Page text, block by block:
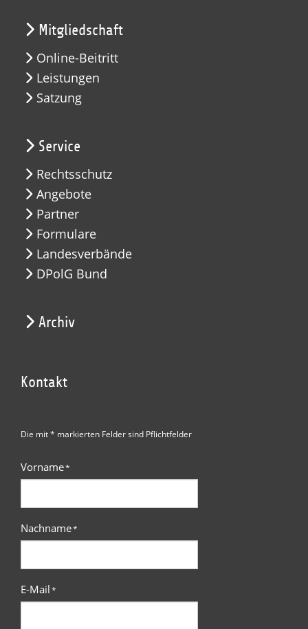
Mitgliedschaft
Online-Beitritt
Leistungen
Satzung
Service
Rechtsschutz
Angebote
Partner
Formulare
Landesverbände
DPolG Bund
Archiv
Kontakt
Die mit * markierten Felder sind Pflichtfelder
Vorname*
Nachname*
E-Mail*